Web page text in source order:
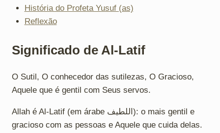
História do Profeta Yusuf (as)
Reflexão
Significado de Al-Latif
O Sutil, O conhecedor das sutilezas, O Gracioso,
Aquele que é gentil com Seus servos.
Allah é Al-Latif (em árabe اللطيف): o mais gentil e
gracioso com as pessoas e Aquele que cuida delas.